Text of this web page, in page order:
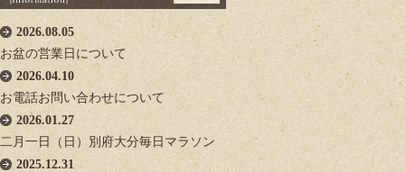
2026.08.05
お盆の営業日について
2026.04.10
お電話お問い合わせについて
2026.01.27
二月一日（日）別府大分毎日マラソン
2025.12.31